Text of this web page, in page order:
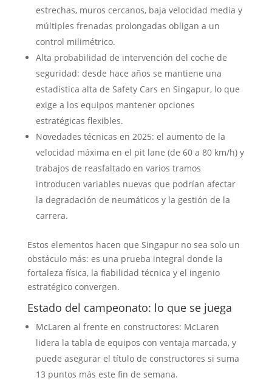
estrechas, muros cercanos, baja velocidad media y
múltiples frenadas prolongadas obligan a un
control milimétrico.
Alta probabilidad de intervención del coche de
seguridad: desde hace años se mantiene una
estadística alta de Safety Cars en Singapur, lo que
exige a los equipos mantener opciones
estratégicas flexibles.
Novedades técnicas en 2025: el aumento de la
velocidad máxima en el pit lane (de 60 a 80 km/h) y
trabajos de reasfaltado en varios tramos
introducen variables nuevas que podrían afectar
la degradación de neumáticos y la gestión de la
carrera.
Estos elementos hacen que Singapur no sea solo un
obstáculo más: es una prueba integral donde la
fortaleza física, la fiabilidad técnica y el ingenio
estratégico convergen.
Estado del campeonato: lo que se juega
McLaren al frente en constructores: McLaren
lidera la tabla de equipos con ventaja marcada, y
puede asegurar el título de constructores si suma
13 puntos más este fin de semana.